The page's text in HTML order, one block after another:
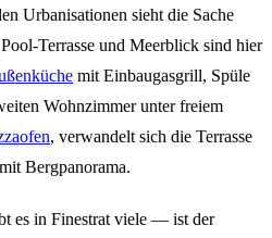
Urbanisationen sieht die Sache
Terrasse und Meerblick sind hier
mit Einbaugasgrill, Spüle
Wohnzimmer unter freiem
, verwandelt sich die Terrasse
Bergpanorama.
es in Finestrat viele — ist der